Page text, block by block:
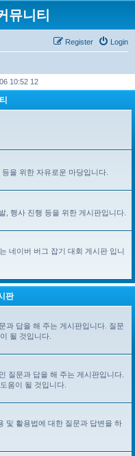
뮤니티
Login
Register
10:52 12
을 위한 자유로운 마당입니다.
, 행사 진행 등을 위한 게시판입니다.
네이버 버그 잡기 대회 게시판 입니
판
과 답을 해 주는 게시판입니다. 질문
될 것입니다.
질문과 답을 해 주는 게시판입니다.
움이 될 것입니다.
및 활용법에 대한 질문과 답변을 하